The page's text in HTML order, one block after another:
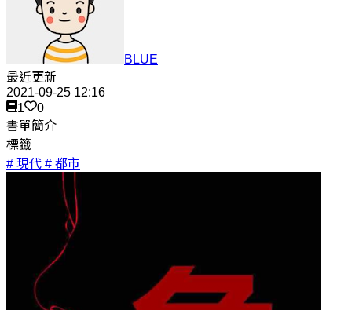
BLUE
最近更新
2021-09-25 12:16
1
0
書單簡介
標籤
# 現代 # 都市